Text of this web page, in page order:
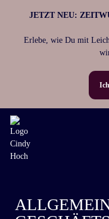
JETZT NEU:
Erlebe, wie Du mit